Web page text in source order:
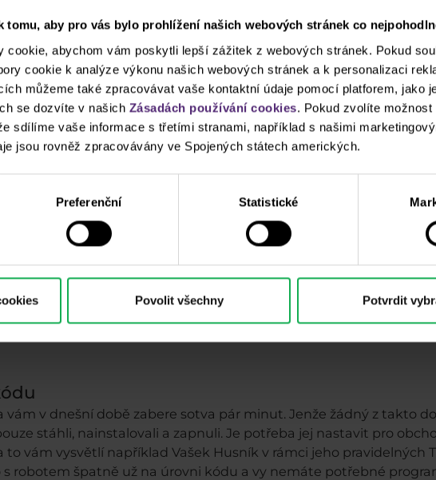
tomu, aby pro vás bylo prohlížení našich webových stránek co
cookie, abychom vám poskytli lepší zážitek z webových stránek. Pokud
cookie k analýze výkonu našich webových stránek a k personalizaci
můžeme také zpracovávat vaše kontaktní údaje pomocí platforem, jako
se dozvíte v našich Zásadách používání cookies. Pokud zvolíte možnost
sdílíme vaše informace s třetími stranami, například s našimi
jsou rovněž zpracovávány ve Spojených státech amerických.
Preferenční Statistické
Povolit všechny Potvrdit
A tak zatímco člověk, který je vystaven působení trhů po
neustále . Pokud teda nejsou zrovna uzavřené trhy či vám
na vícero trzích současně, pokud si na to tedy troufáte a máte
systémy jsou vlastně algoritmicky fungující soubory pravidel
kód, kterým jsou sepsány, bezchybný a vámi zadané parametry
překliknutí, či nevšimnutí si určité cenové úrovně. V případě, že
A, tak to zobchoduje způsobem A. Pokud ne, je třeba hledat
v dnešní době zabere sotva pár minut. Jenže žádný z takto
stáhli, nainstalovali a zapnuli. Je potřeba jej nastavit pro
vám vysvětlí například Vašek Husník v rámci jeho pravidelných
s robotem špatně už na úrovni kódu a vy nemáte potřebné